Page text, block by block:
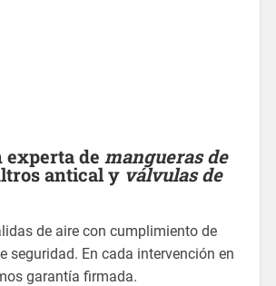
experta de mangueras de
anticaly válvulas de
de aire con cumplimiento de
seguridad. En cada intervención en
garantía firmada.